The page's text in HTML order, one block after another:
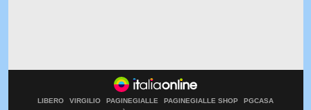
LIBERO VIRGILIO PAGINEGIALLE PAGINEGIALLE SHOP
PGCASA